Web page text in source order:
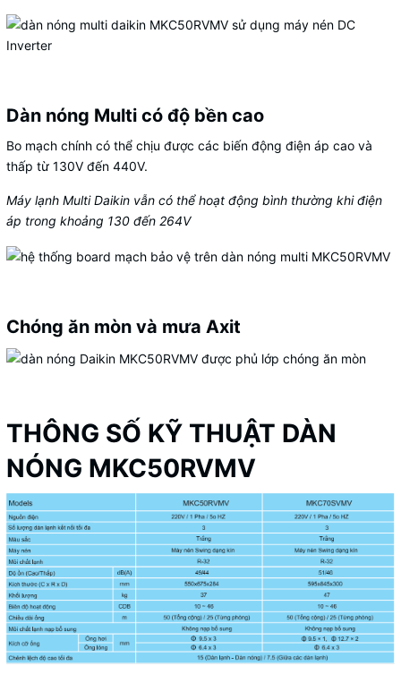
Dàn nóng Multi có độ bền cao
Bo mạch chính có thể chịu được các biến động điện áp cao và
thấp từ 130V đến 440V.
Máy lạnh Multi Daikin vẫn có thể hoạt động bình thường khi điện
áp trong khoảng 130 đến 264V
Chóng ăn mòn và mưa Axit
THÔNG SỐ KỸ THUẬT DÀN
NÓNG MKC50RVMV